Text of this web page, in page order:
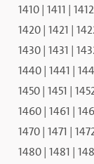
1410| 1411 | 1412
1420| 1421 |
1430| 1431 |
1440| 1441 |
1450| 1451 |
1460| 1461 |
1470| 1471 |
1480| 1481 |